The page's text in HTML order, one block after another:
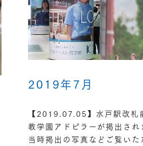
2019年7月
【2019.07.05】水戸駅改札
教学園アドピラーが掲出され
当時掲出の写真などご覧いた